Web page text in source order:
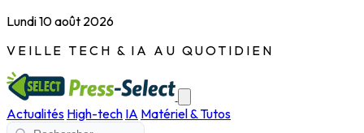
Lundi 10 août 2026
VEILLE TECH & IA AU QUOTIDIEN
Actualités High-tech IA Matériel & Tutos